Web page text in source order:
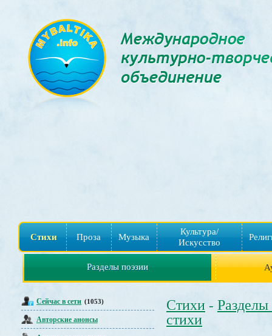
Стихи Проза Музыка
Культура/
Искусство
Разделы поэзии
Сейчас в сети (1053)
Авторские анонсы
Стихи - Разделы
стихи